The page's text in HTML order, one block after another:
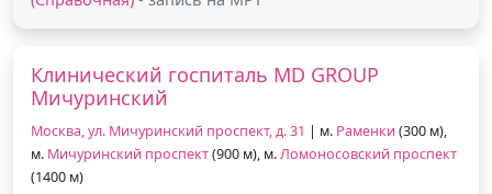
Клинический госпиталь MD GROUP
Мичуринский
Москва, ул. Мичуринский проспект, д. 31 | м. Раменки (300 м),
м. Мичуринский проспект(900 м), м.Ломоносовский проспект
(1400 м)